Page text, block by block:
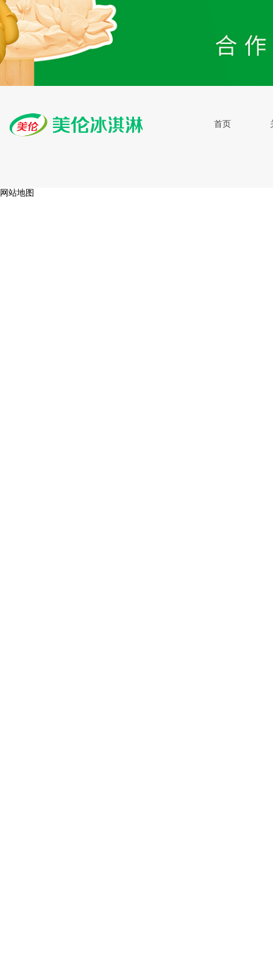
首页
网站地图